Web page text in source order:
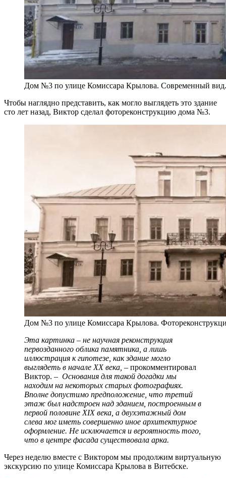
Дом №3 по улице Комиссара Крылова. Современный
Чтобы наглядно представить, как могло выглядеть это здание
сто лет назад, Виктор сделал фотореконструкцию дома №3.
Дом №3 по улице Комиссара Крылова.
Эта картинка – не научная реконструкция
первозданного облика памятника, а лишь
иллюстрация к гипотезе, как здание могло
выглядеть в начале ХХ века, – прокомментировал
Виктор. – Основания для такой догадки мы
находим на некоторых старых фотографиях.
Вполне допустимо предположение, что третий
этаж был надстроен над зданием, построенным в
первой половине XIX века, а двухэтажный дом
слева мог иметь совершенно иное архитектурное
оформление. Не исключается и вероятность того,
что в центре фасада существовала арка.
Через неделю вместе с Виктором мы продолжим виртуальную
экскурсию по улице Комиссара Крылова в Витебске.